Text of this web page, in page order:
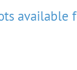
Magazin
available